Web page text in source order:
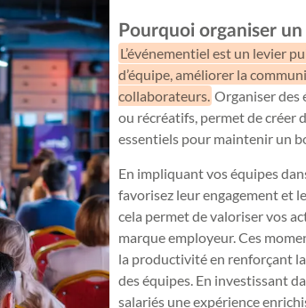
Pourquoi organiser
L’événementiel est un levier
d’équipe, améliorer la
collaborateurs. Organiser des
ou récréatifs, permet de créer
essentiels pour maintenir un
En impliquant vos équipes
favorisez leur engagement et
cela permet de valoriser vos
marque employeur. Ces
la productivité en renforçant
des équipes. En investissant
salariés une expérience